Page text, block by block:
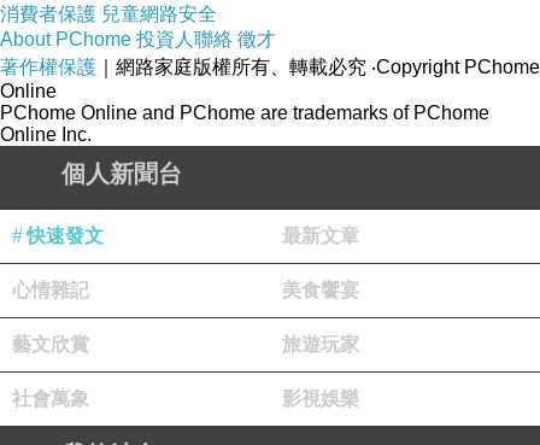
原產地:中國,台灣分裝
工廠通過ISO22000認證
無添加防腐劑及色素
大豆異黃酮不錯的品牌
消費者保護 兒童網路安全
About PChome 投資人聯絡 徵才
著作權保護 ｜網路家庭版權所有、轉載必究 ‧Copyright PChome
Online
PChome Online and PChome are trademarks of PChome
Online Inc.
個人新聞台
快速發文 最新文章
心情雜記 美食饗宴
藝文欣賞 旅遊玩家
社會萬象 影視娛樂